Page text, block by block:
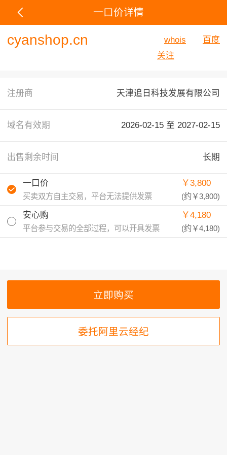
一口价详情
cyanshop.cn whois
百度
关注
注册商 天津追日科技发展有限公司
域名有效期 2026-02-15 至 2027-02-15
出售剩余时间 长期
一口价
买卖双方自主交易，平台无法提供发票
￥3,800
(约￥3,800)
安心购
平台参与交易的全部过程，可以开具发票
￥4,180
(约￥4,180)
委托阿里云经纪